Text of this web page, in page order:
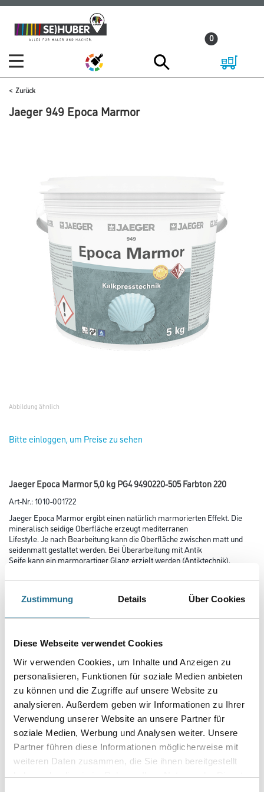
Zustimmung Details Über Cookies
Diese Webseite verwendet Cookies
Wir verwenden Cookies, um Inhalte und Anzeigen zu
personalisieren, Funktionen für soziale Medien anbieten
zu können und die Zugriffe auf unsere Website zu
analysieren. Außerdem geben wir Informationen zu Ihrer
Verwendung unserer Website an unsere Partner für
soziale Medien, Werbung und Analysen weiter. Unsere
Partner führen diese Informationen möglicherweise mit
weiteren Daten zusammen, die Sie ihnen bereitgestellt
haben oder die sie im Rahmen Ihrer Nutzung der Dienste
Zum
Inhalt
Zum
Navigationsmenü
0
Zurück
Jaeger 949 Epoca Marmor
Abbildung ähnlich
Bitte einloggen, um Preise zu sehen
Jaeger Epoca Marmor 5,0 kg PG4 9490220-505 Farbton 220
Art-Nr.:1010-001722
Jaeger Epoca Marmor ergibt einen natürlich marmorierten Effekt. Die
mineralisch seidige Oberfläche erzeugt mediterranen
Lifestyle. Je nach Bearbeitung kann die Oberfläche zwischen matt und
seidenmatt gestaltet werden. Bei Überarbeitung mit Antik
Seife kann ein marmorartiger Glanz erzielt werden (Antiktechnik).
Gebinde
Umrechnungsfaktoren